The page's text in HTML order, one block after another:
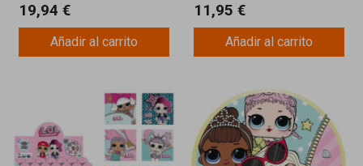
19,94 €
Añadir al carrito
11,95 €
Añadir al carrito